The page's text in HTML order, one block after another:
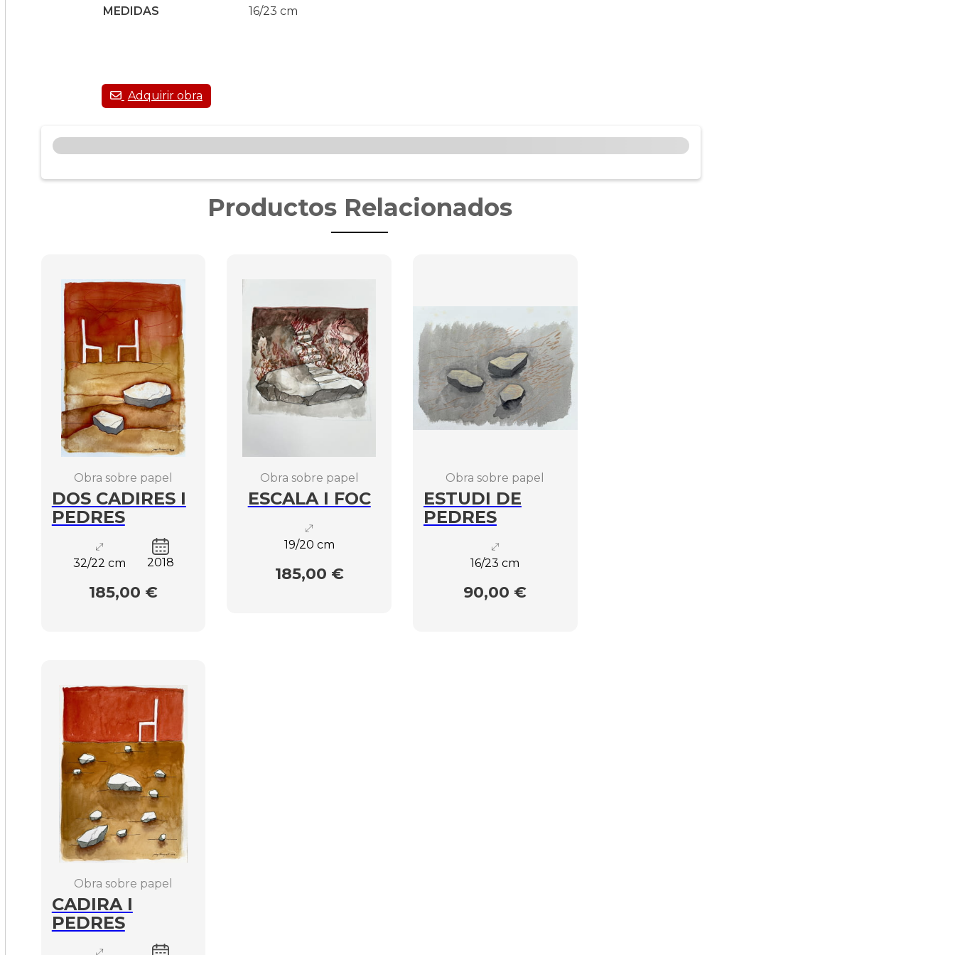
MEDIDAS 16/23 cm
Productos Relacionados
DOS CADIRES I
PEDRES
32/22 cm 2018
Obra sobre papel
185,00 €
ESCALA I FOC
19/20 cm
Obra sobre papel
185,00 €
ESTUDI DE
PEDRES
16/23 cm
Obra sobre papel
90,00 €
CADIRA I
PEDRES
Obra sobre papel